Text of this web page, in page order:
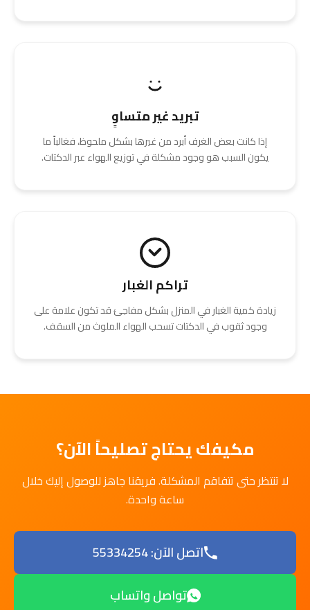
تبريد غير متساوٍ
إذا كانت بعض الغرف أبرد من غيرها بشكل ملحوظ، فغالباً ما
يكون السبب هو وجود مشكلة في توزيع الهواء عبر الدكتات.
تراكم الغبار
زيادة كمية الغبار في المنزل بشكل مفاجئ قد تكون علامة على
وجود ثقوب في الدكتات تسحب الهواء الملوث من السقف.
مكيفك يحتاج تصليحاً الآن؟
لا تنتظر حتى تتفاقم المشكلة. فريقنا جاهز للوصول إليك خلال
ساعة واحدة.
اتصل الآن: 55334254
تواصل واتساب